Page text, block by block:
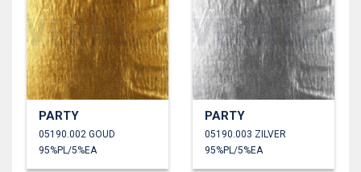
PARTY
05190.002 GOUD
95%PL/5%EA
PARTY
05190.003 ZILVER
95%PL/5%EA